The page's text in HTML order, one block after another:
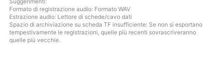
Formato di registrazione audio: Formato WAV
Estrazione audio: Lettore di schede/cavo dati
Spazio di archiviazione su scheda TF insufficiente: Se non si esportano
tempestivamente le registrazioni, quelle più recenti sovrascriveranno
quelle più vecchie.